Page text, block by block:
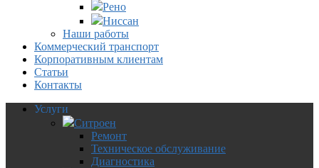
Рено
Ниссан
Наши работы
Коммерческий транспорт
Корпоративным клиентам
Статьи
Контакты
Услуги
Ситроен
Ремонт
Техническое обслуживание
Диагностика